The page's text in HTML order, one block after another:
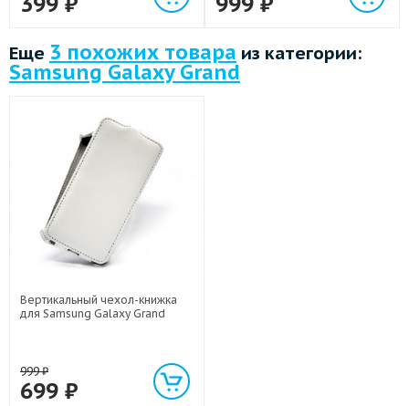
Еще 3 похожих товара из категории:
Samsung Galaxy Grand
Вертикальный чехол-книжка
для Samsung Galaxy Grand
999₽
699 ₽